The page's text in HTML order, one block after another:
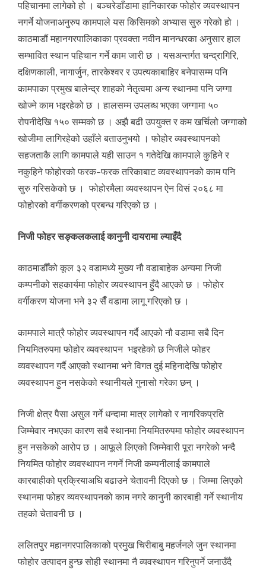
पहिचानमा लागेको हो । बञ्चरेडाँडामा हानिकारक फोहोर व्यवस्थापन
नगर्ने योजनाअनुरुप कामपाले यस किसिमको अभ्यास सुरु गरेको हो ।
काठमाडौं महानगरपालिकाका प्रवक्ता नवीन मानन्धरका अनुसार हाल
सम्भावित स्थान पहिचान गर्ने काम जारी छ । यसअन्तर्गत चन्द्रागिरि,
दक्षिणकाली, नागार्जुन, तारकेश्वर र उपत्यकाबाहिर बनेपासम्म पनि
कामपाका प्रमुख बालेन्द्र शाहको नेतृत्वमा अन्य स्थानमा पनि जग्गा
खोज्ने काम भइरहेको छ । हालसम्म उपलब्ध भएका जग्गामा ५०
रोपनीदेखि १५० सम्मको छ । अझै बढी उपयुक्त र कम खर्चिलो जग्गाको
खोजीमा लागिरहेको उहाँले बताउनुभयो । फोहोर व्यवस्थापनको
सहजताकै लागि कामपाले यही साउन १ गतेदेखि कामपाले कुहिने र
नकुहिने फोहोरको फरक–फरक तरिकाबाट व्यवस्थापनको काम पनि
सुरु गरिसकेको छ । फोहोरमैला व्यवस्थापन ऐन विसं २०६८ मा
फोहोरको वर्गीकरणको प्रबन्ध गरिएको छ ।
निजी फोहर सङ्कलकलाई कानुनी दायरामा ल्याइँदै
काठमाडौँको कूल ३२ वडामध्ये मुख्य नौ वडाबाहेक अन्यमा निजी
कम्पनीको सहकार्यमा फोहोर व्यवस्थापन हुँदै आएको छ । फोहाेर
वर्गीकरण योजना भने ३२ सैँ वडामा लागू गरिएको छ ।
कामपाले मात्रै फोहोर व्यवस्थापन गर्दै आएको नौ वडामा सबै दिन
नियमितरुपमा फोहोर व्यवस्थापन भइरहेको छ निजीले फोहर
व्यवस्थापन गर्दै आएको स्थानमा भने विगत दुई महिनादेखि फोहोर
व्यवस्थापन हुन नसकेको स्थानीयले गुनासो गरेका छन् ।
निजी क्षेत्र पैसा असुल गर्ने धन्दामा मात्र लागेको र नागरिकप्रति
जिम्मेवार नभएका कारण सबै स्थानमा नियमितरुपमा फोहोर व्यवस्थापन
हुन नसकेको आरोप छ । आफूले लिएको जिम्मेवारी पूरा नगरेको भन्दै
नियमित फोहोर व्यवस्थापन नगर्ने निजी कम्पनीलाई कामपाले
कारबाहीको प्रक्रियाअघि बढाउने चेतावनी दिएको छ । जिम्मा लिएको
स्थानमा फोहर व्यवस्थापनको काम नगरे कानुनी कारबाही गर्ने स्थानीय
तहको चेतावनी छ ।
ललितपुर महानगरपालिकाको प्रमुख चिरीबाबु महर्जनले जुन स्थानमा
फोहोर उत्पादन हुन्छ सोही स्थानमा नै व्यवस्थापन गरिनुपर्ने जनाउँदै